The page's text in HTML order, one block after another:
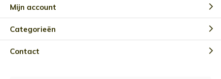
Mijn account
Categorieën
Contact